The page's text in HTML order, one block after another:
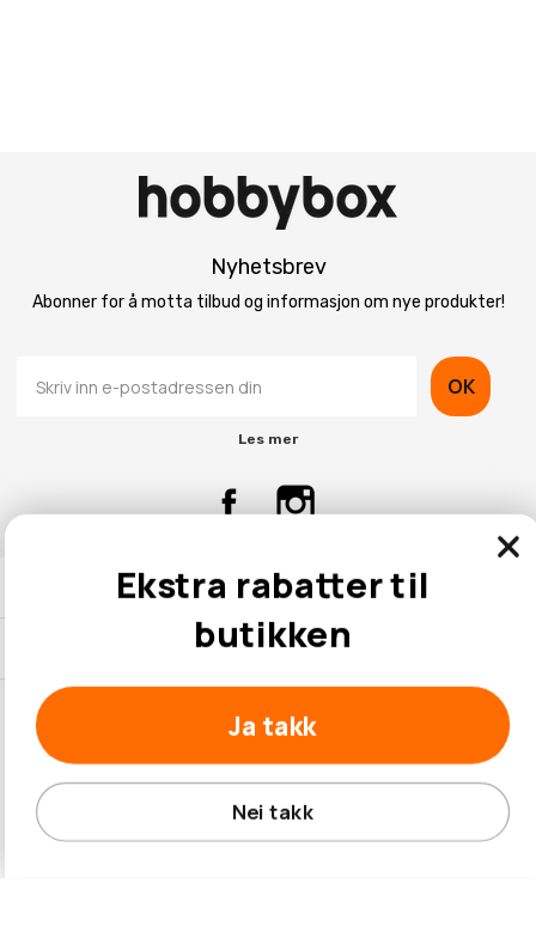
Nyhetsbrev
Abonner for å motta tilbud og informasjon om nye produkter!
OK
Les mer
Kontaktinformasjon
Kundeservice
© 2026 Hobbybox.no
Ekstra rabatter til
butikken
Ja takk
Nei takk